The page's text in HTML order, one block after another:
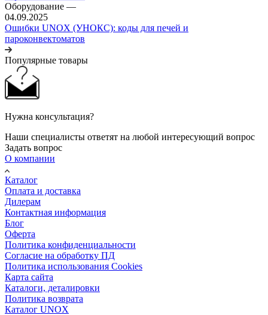
Оборудование —
04.09.2025
Ошибки UNOX (УНОКС): коды для печей и
пароконвектоматов
Популярные товары
Нужна консультация?
Наши специалисты ответят на любой интересующий вопрос
Задать вопрос
О компании
Каталог
Оплата и доставка
Дилерам
Контактная информация
Блог
Оферта
Политика конфиденциальности
Согласие на обработку ПД
Политика использования Cookies
Карта сайта
Каталоги, деталировки
Политика возврата
Каталог UNOX